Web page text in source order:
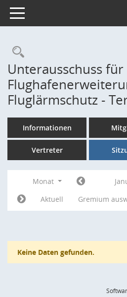
Toggle navigation
Rechercheauswahl
Unterausschuss für
Fluglärmschutz -
Informationen
Vertreter
Monat
Aktuell
Gremium
Keine Daten gefunden.